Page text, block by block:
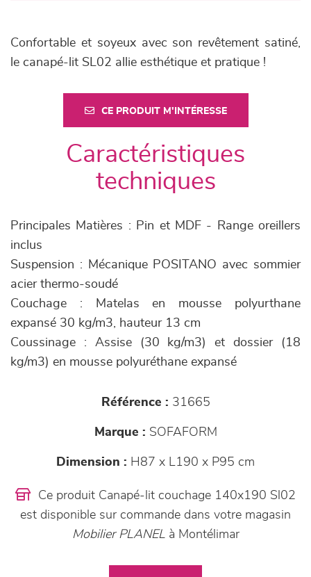
Confortable et soyeux avec son revêtement satiné,
le canapé-lit SL02 allie esthétique et pratique !
CE PRODUIT M'INTÉRESSE
Caractéristiques
techniques
Principales Matières : Pin et MDF - Range oreillers
inclus
Suspension : Mécanique POSITANO avec sommier
acier thermo-soudé
Couchage : Matelas en mousse polyurthane
expansé 30 kg/m3, hauteur 13 cm
Coussinage : Assise (30 kg/m3) et dossier (18
kg/m3) en mousse polyuréthane expansé
Référence : 31665
Marque : SOFAFORM
Dimension : H87 x L190 x P95 cm
Ce produit Canapé-lit couchage 140x190 Sl02
est disponible sur commande dans votre magasin
Mobilier PLANELà Montélimar